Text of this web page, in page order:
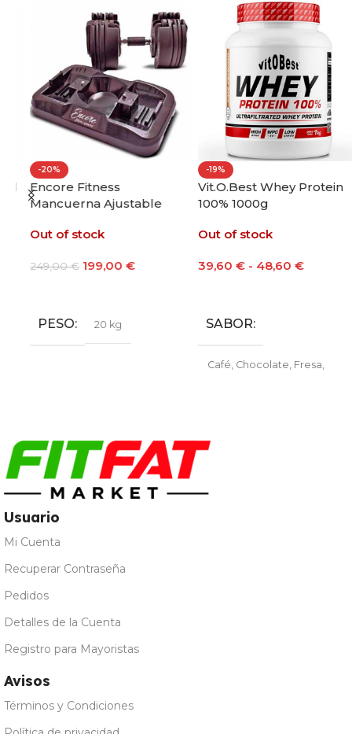
-20%
Encore Fitness
Mancuerna Ajustable
Out of stock
249,00€ 199,00€
PESO 20 kg
-19%
Vit.O.Best Whey Protein
100% 1000g
Out of stock
39,60€ - 48,60€
SABOR
Café,Chocolate,Fresa,
Usuario
Mi Cuenta
Recuperar Contraseña
Pedidos
Detalles de la Cuenta
Registro para Mayoristas
Avisos
Términos y Condiciones